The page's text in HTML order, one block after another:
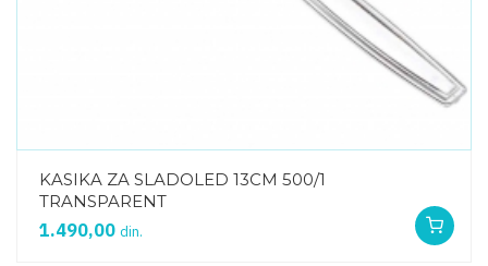
KASIKA ZA SLADOLED 13CM 500/1
TRANSPARENT
1.490,00 din.